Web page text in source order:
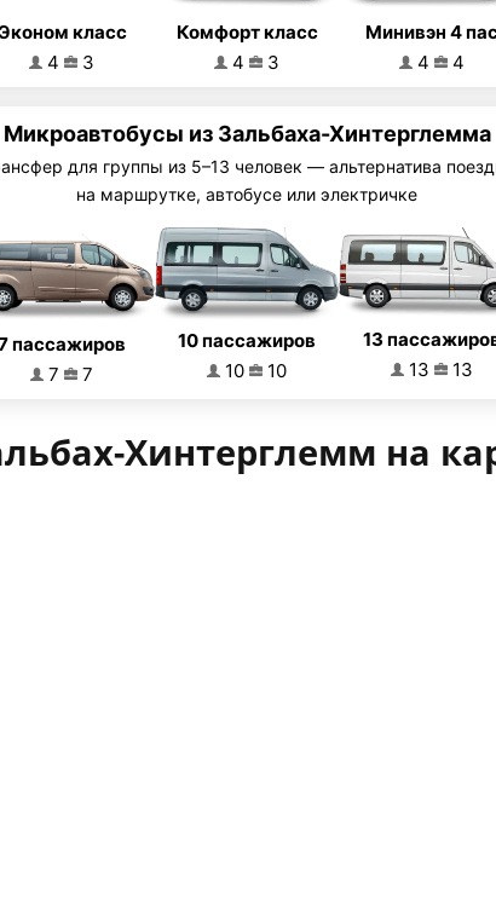
класс
4
3
Комфорт класс
4
3
Минивэн 4
4
4
Микроавтобусы из Зальбаха-Хинтерглемма
для группы из 5–13 человек — альтернатива
на маршрутке, автобусе или электричке
пассажиров
7
7
10 пассажиров
10
10
13
13
13
Хинтерглемм на